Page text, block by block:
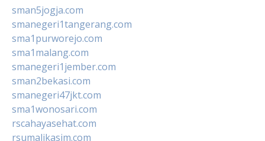
sman5jogja.com
smanegeri1tangerang.com
sma1purworejo.com
sma1malang.com
smanegeri1jember.com
sman2bekasi.com
smanegeri47jkt.com
sma1wonosari.com
rscahayasehat.com
rsumalikasim.com